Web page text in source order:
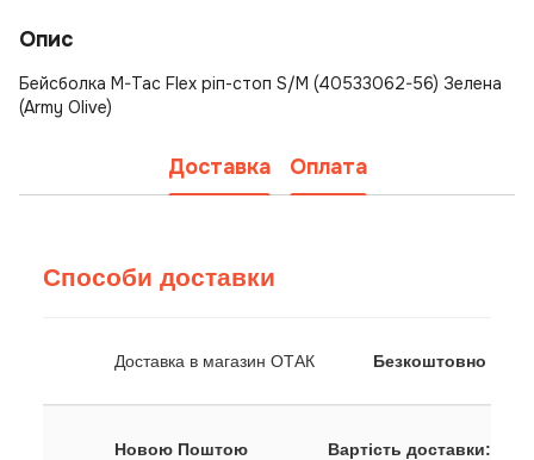
Опис
Бейсболка M-Tac Flex ріп-стоп S/M (40533062-56) Зелена
(Army Olive)
Доставка Оплата
Способи доставки
Доставка в магазин ОТАК Безкоштовно
Новою Поштою Вартість доставки: